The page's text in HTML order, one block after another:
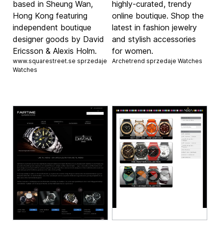
based in Sheung Wan,
Hong Kong featuring
independent boutique
designer goods by David
Ericsson & Alexis Holm.
www.squarestreet.se sprzedaje
Watches
highly-curated, trendy
online boutique. Shop the
latest in fashion jewelry
and stylish accessories
for women.
Archetrend sprzedaje Watches